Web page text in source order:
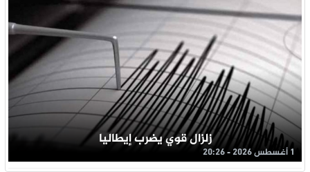
زلزال قوي يضرب إيطاليا
1 أغسطس 2026 - 20:26